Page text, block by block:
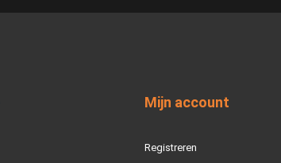
Mijn account
Registreren